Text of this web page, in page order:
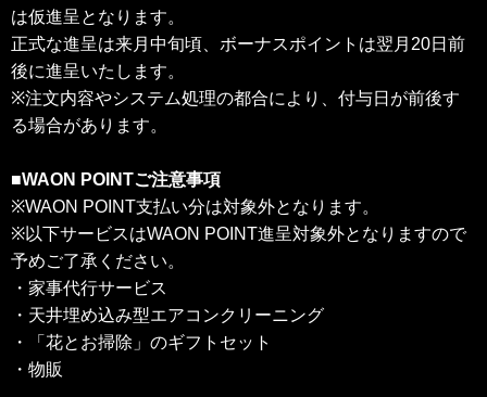
は仮進呈となります。
正式な進呈は来月中旬頃、ボーナスポイントは翌月20日前
後に進呈いたします。
※注文内容やシステム処理の都合により、付与日が前後す
る場合があります。
■WAON POINTご注意事項
※WAON POINT支払い分は対象外となります。
※以下サービスはWAON POINT進呈対象外となりますので
予めご了承ください。
・家事代行サービス
・天井埋め込み型エアコンクリーニング
・「花とお掃除」のギフトセット
・物販